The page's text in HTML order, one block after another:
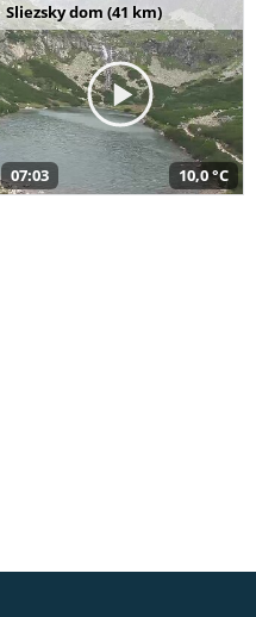
Sliezsky dom (41 km)
07:03 10,0 °C